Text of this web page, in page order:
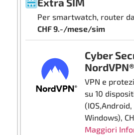
Per smartwatch, router
CHF 9.-/mese/sim
Cyber
NordVPN®
VPN e
su 10
(IOS,Android,
Windows),
Maggiori